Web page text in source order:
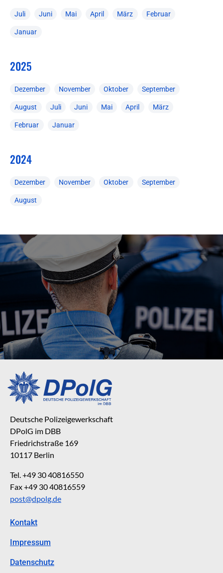
Juli Juni Mai April März Februar
Januar
2025
Dezember November Oktober September
August Juli Juni Mai April März
Februar Januar
2024
Dezember November Oktober September
August
Deutsche Polizeigewerkschaft
DPolG im DBB
Friedrichstraße 169
10117 Berlin
Tel. +49 30 40816550
Fax +49 30 40816559
post@dpolg.de
Kontakt
Impressum
Datenschutz